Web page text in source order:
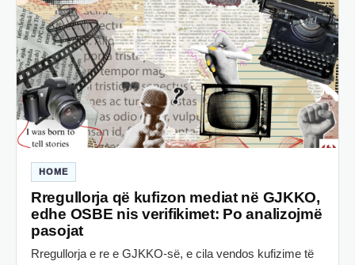
HOME
Rregullorja që kufizon mediat në GJKKO,
edhe OSBE nis verifikimet: Po analizojmë
pasojat
Rregullorja e re e GJKKO-së, e cila vendos kufizime të